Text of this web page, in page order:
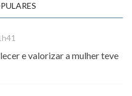
e valorizar a mulher teve